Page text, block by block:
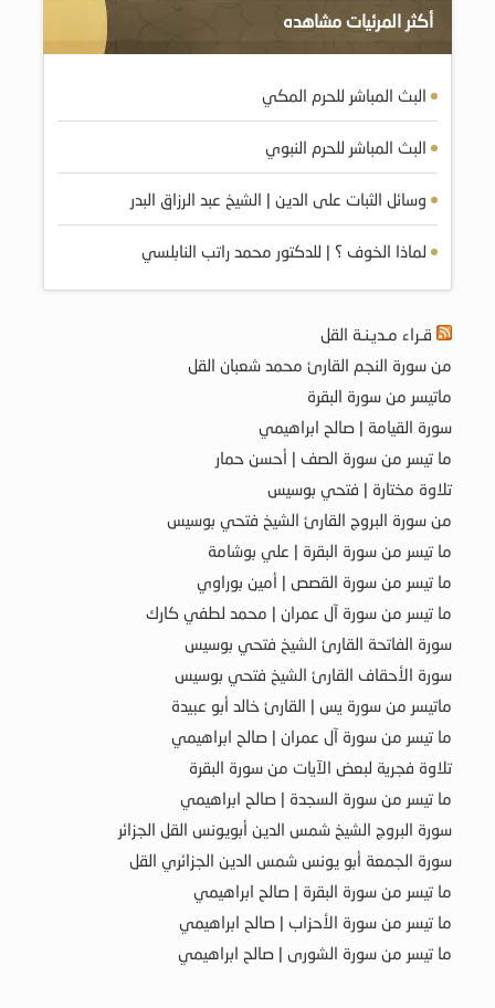
أكثر المرئيات مشاهده
البث المباشر للحرم المكي
البث المباشر للحرم النبوي
وسائل الثبات على الدين | الشيخ عبد الرزاق البدر
لماذا الخوف ؟ | للدكتور محمد راتب النابلسي
قـراء مـديـنـة القل
من سورة النجم القارئ محمد شعبان القل
ماتيسر من سورة البقرة
سورة القيامة | صالح ابراهيمي
ما تيسر من سورة الصف | أحسن حمار
تلاوة مختارة | فتحي بوسيس
من سورة البروج القارئ الشيخ فتحي بوسيس
ما تيسر من سورة البقرة | علي بوشامة
ما تيسر من سورة القصص | أمين بوراوي
ما تيسر من سورة آل عمران | محمد لطفي كارك
سورة الفاتحة القارئ الشيخ فتحي بوسيس
سورة الأحقاف القارئ الشيخ فتحي بوسيس
ماتيسر من سورة يس | القارئ خالد أبو عبيدة
ما تيسر من سورة آل عمران | صالح ابراهيمي
تلاوة فجرية لبعض الآيات من سورة البقرة
ما تيسر من سورة السجدة | صالح ابراهيمي
سورة البروج الشيخ شمس الدين أبويونس القل الجزائر
سورة الجمعة أبو يونس شمس الدين الجزائري القل
ما تيسر من سورة البقرة | صالح ابراهيمي
ما تيسر من سورة الأحزاب | صالح ابراهيمي
ما تيسر من سورة الشورى | صالح ابراهيمي